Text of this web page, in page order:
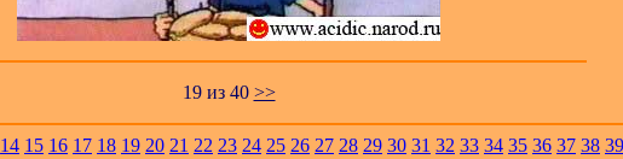
19из 40 >>
14 15 16 17 18 19 20 21 22 23 24 25 26 27 28 29 30 31 32 33 34 35 36 37 38 39